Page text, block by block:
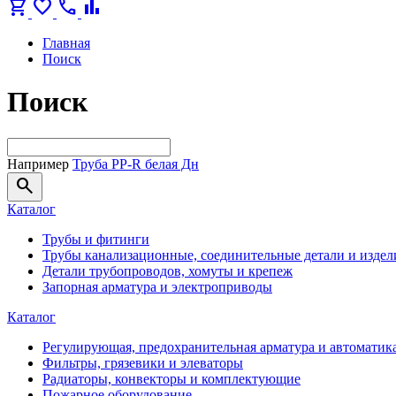
shopping_cart favorite call bar_chart
Главная
Поиск
Поиск
Например Труба PP-R белая Дн
search
Каталог
Трубы и фитинги
Трубы канализационные, соединительные детали и
Детали трубопроводов, хомуты и крепеж
Запорная арматура и электроприводы
Каталог
Регулирующая, предохранительная арматура и
Фильтры, грязевики и элеваторы
Радиаторы, конвекторы и комплектующие